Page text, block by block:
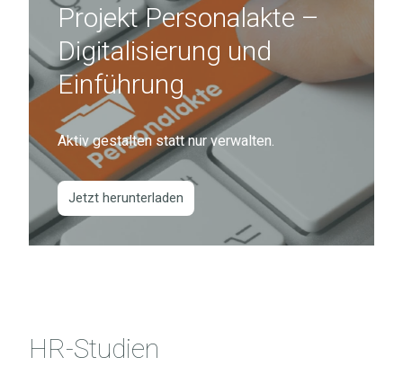
Digitalisierung
und
Einführung
Aktiv
gestalten
statt
nur
verwalten.
Projekt Personalakte –
Digitalisierung und
Einführung
Aktiv gestalten statt nur verwalten.
Jetzt herunterladen
HR-Studien